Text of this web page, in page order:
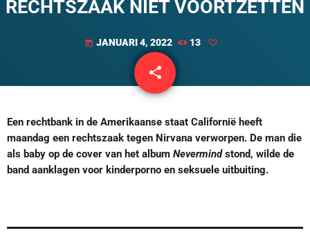
RECHTSZAAK NIET VOORTZETTEN
today JANUARI 4, 2022 13
share
email
Een rechtbank in de Amerikaanse staat Californië heeft
maandag een rechtszaak tegen Nirvana verworpen. De man die
als baby op de cover van het album Nevermindstond, wilde de
band aanklagen voor kinderporno en seksuele uitbuiting.